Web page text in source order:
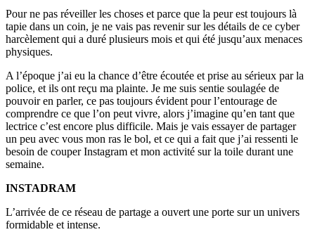
Pour ne pas réveiller les choses et parce que la peur est toujours là
tapie dans un coin, je ne vais pas revenir sur les détails de ce cyber
harcèlement qui a duré plusieurs mois et qui été jusqu’aux menaces
physiques.
A l’époque j’ai eu la chance d’être écoutée et prise au sérieux par la
police, et ils ont reçu ma plainte. Je me suis sentie soulagée de
pouvoir en parler, ce pas toujours évident pour l’entourage de
comprendre ce que l’on peut vivre, alors j’imagine qu’en tant que
lectrice c’est encore plus difficile. Mais je vais essayer de partager
un peu avec vous mon ras le bol, et ce qui a fait que j’ai ressenti le
besoin de couper Instagram et mon activité sur la toile durant une
semaine.
INSTADRAM
L’arrivée de ce réseau de partage a ouvert une porte sur un univers
formidable et intense.